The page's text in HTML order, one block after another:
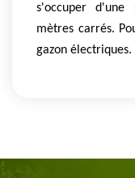
s'occuper d'une
mètres carrés.
gazon électriques.